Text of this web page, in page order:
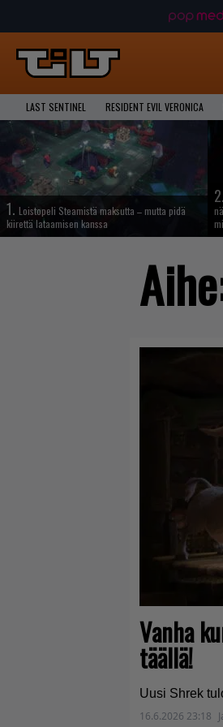
LAST SENTINEL RESIDENT EVIL VERONICA
1. Loistopeli Steamistä maksutta – mutta pidä
kiirettä lataamisen kanssa
2.
Vanha
täällä!
Uusi Shrek
16.6.2026 23:18